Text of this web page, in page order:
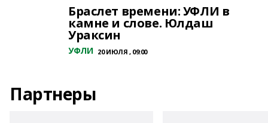
Браслет времени: УФЛИ в
камне и слове. Юлдаш
Ураксин
УФЛИ 20 ИЮЛЯ , 09:00
Партнеры